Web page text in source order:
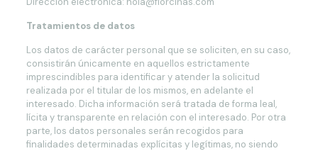
Tratamientos de datos
Los datos de carácter personal que se soliciten, en su caso,
consistirán únicamente en aquellos estrictamente
imprescindibles para identificar y atender la solicitud
realizada por el titular de los mismos, en adelante el
interesado. Dicha información será tratada de forma leal,
lícita y transparente en relación con el interesado. Por otra
parte, los datos personales serán recogidos para
finalidades determinadas explícitas y legítimas, no siendo